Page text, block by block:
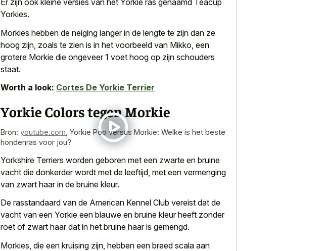
Er zijn ook kleine versies van het Yorkie ras genaamd Teacup
Yorkies.
Morkies hebben de neiging langer in de lengte te zijn dan ze
hoog zijn, zoals te zien is in het voorbeeld van Mikko, een
grotere Morkie die ongeveer1 voet hoog op zijn schouders
staat.
Worth a look: Cortes De Yorkie Terrier
Yorkie Colors tegen Morkie
Bron: youtube.com Yorkie Poo versus Morkie: Welke is het beste
hondenras voor jou?
Yorkshire Terriers worden geboren met een zwarte en bruine
vacht die donkerder wordt met de leeftijd, met een vermenging
van zwart haar in de bruine kleur.
De rasstandaard van de American Kennel Club vereist dat de
vacht van een Yorkie een blauwe en bruine kleur heeft zonder
roet of zwart haar dat in het bruine haar is gemengd.
Morkies, die een kruising zijn, hebben een breed scala aan